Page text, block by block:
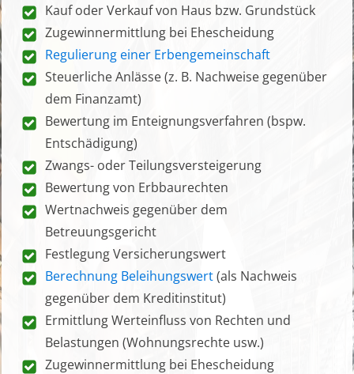
Kauf oder Verkauf von Haus bzw. Grundstück
Zugewinnermittlung bei Ehescheidung
Regulierung einer Erbengemeinschaft
Steuerliche Anlässe (z. B. Nachweise gegenüber
dem Finanzamt)
Bewertung im Enteignungsverfahren (bspw.
Entschädigung)
Zwangs- oder Teilungsversteigerung
Bewertung von Erbbaurechten
Wertnachweis gegenüber dem
Betreuungsgericht
Festlegung Versicherungswert
Berechnung Beleihungswert(als Nachweis
gegenüber dem Kreditinstitut)
Ermittlung Werteinfluss von Rechten und
Belastungen (Wohnungsrechte usw.)
Zugewinnermittlung bei Ehescheidung